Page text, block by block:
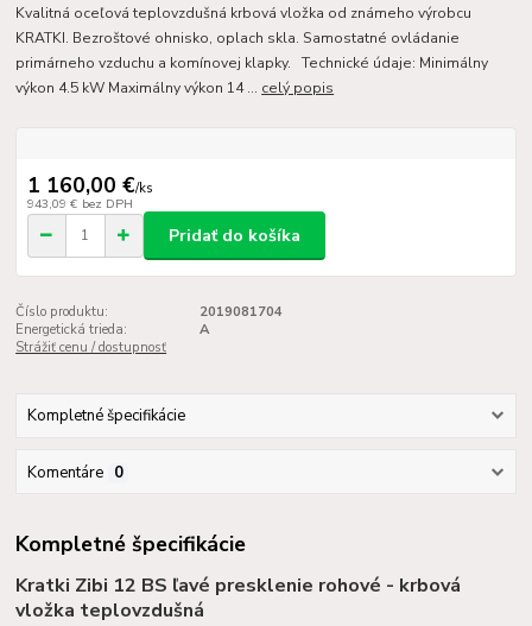
Kvalitná oceľová teplovzdušná krbová vložka od známeho výrobcu
KRATKI. Bezroštové ohnisko, oplach skla. Samostatné ovládanie
primárneho vzduchu a komínovej klapky. Technické údaje: Minimálny
výkon 4.5 kW Maximálny výkon 14 ... celý popis
1 160,00 €/ks
943,09 € bez DPH
Pridať do košíka
Číslo produktu:
2019081704
Energetická trieda:
A
Strážiť cenu / dostupnosť
Kompletné špecifikácie
Komentáre 0
Kompletné špecifikácie
Kratki Zibi 12 BS ľavé presklenie rohové - krbová
vložka teplovzdušná